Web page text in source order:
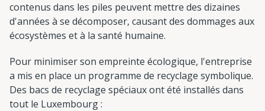
contenus dans les piles peuvent mettre des dizaines
d'années à se décomposer, causant des dommages aux
écosystèmes et à la santé humaine.
Pour minimiser son empreinte écologique, l'entreprise
a mis en place un programme de recyclage symbolique.
Des bacs de recyclage spéciaux ont été installés dans
tout le Luxembourg :